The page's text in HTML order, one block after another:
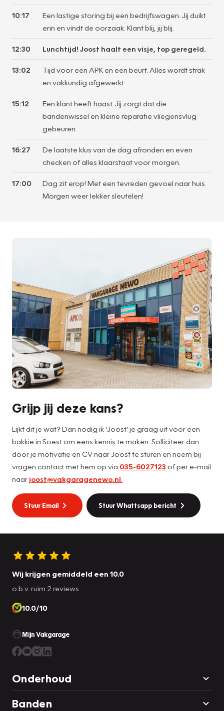
10:17
Een lastige storing bij een bedrijfswagen. Jij duikt
erin en vindt de oorzaak. Klant blij, jij blij.
12:30 Lunchtijd! Joost haalt een visje, top geregeld.
13:02
Tijd voor een APK en een beurt. Alles wordt strak
en vakkundig afgewerkt.
15:12
Een klant heeft haast. Jij zorgt dat die
bandenwissel en kleine reparatie vliegensvlug
gebeuren.
16:27
De laatste klus van de dag afronden en even
checken of alles klaarstaat voor morgen.
17:00
Dag zit erop! Met een tevreden gevoel naar huis.
Morgen weer lekker sleutelen!
Grijp jij deze kans?
Lijkt dit je wat? Dan nodig ik ‘Joost’ je graag uit voor een
bakkie in Soest om eens kennis te maken. Solliciteer dan
door je motivatie en CV naar Joost te sturen en neem bij
vragen contact met hem op via 035-6027123 of per e-mail
naar joost@vakgaragenewo.nl
Stuur Email Stuur Whattsapp bericht
Wij krijgen gemiddeld een 10.0
o.b.v. ruim 2 reviews
10.0/10
Mijn Vakgarage
Onderhoud
Banden